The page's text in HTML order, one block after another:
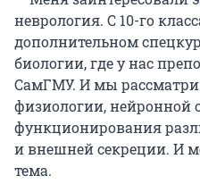
неврология. С 10-го
дополнительном
биологии, где у нас
СамГМУ. И мы
физиологии, нейронной
функционирования
и внешней секреции. И
тема.